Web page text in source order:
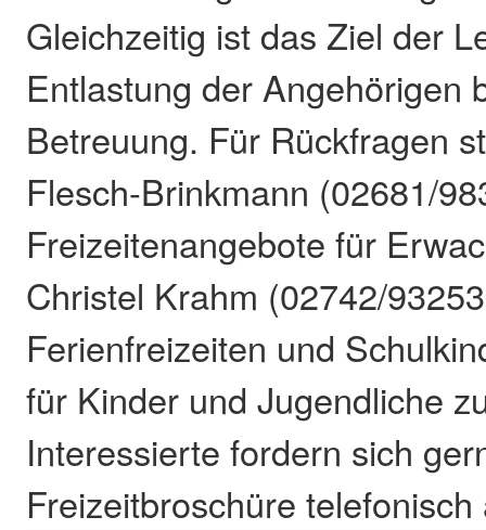
Gleichzeitig ist das Ziel der
Entlastung der Angehörigen
Betreuung. Für Rückfragen
Flesch-Brinkmann (02681/
Freizeitenangebote für
Christel Krahm (02742/
Ferienfreizeiten und
für Kinder und Jugendliche
Interessierte fordern sich
Freizeitbroschüre telefonisch